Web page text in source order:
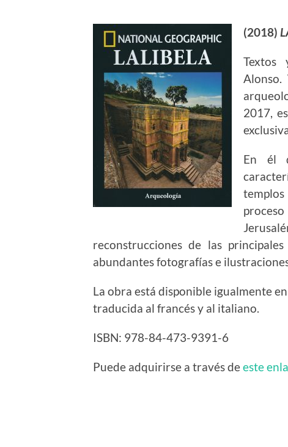
(2018)
Textos
2017,
En él
reconstrucciones de las
abundantes fotografías e
La obra está disponible igualmente
traducida al francés y al italiano.
ISBN: 978-84-473-9391-6
Puede adquirirse a través deeste